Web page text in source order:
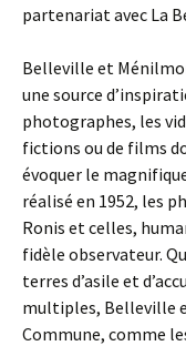
partenariat avec La
Belleville et
une source
photographes, les
fictions ou de films
évoquer le magnifique
réalisé en 1952, les
Ronis et celles,
fidèle observateur.
terres d’asile et
multiples, Belleville
Commune, comme